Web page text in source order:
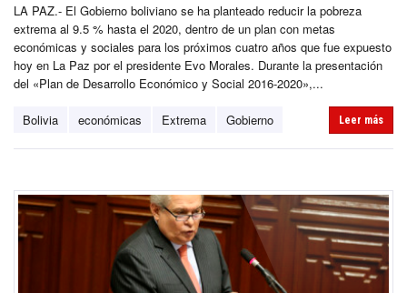
LA PAZ.- El Gobierno boliviano se ha planteado reducir la pobreza
extrema al 9.5 % hasta el 2020, dentro de un plan con metas
económicas y sociales para los próximos cuatro años que fue expuesto
hoy en La Paz por el presidente Evo Morales. Durante la presentación
del «Plan de Desarrollo Económico y Social 2016-2020»,...
Bolivia económicas Extrema Gobierno Leer más